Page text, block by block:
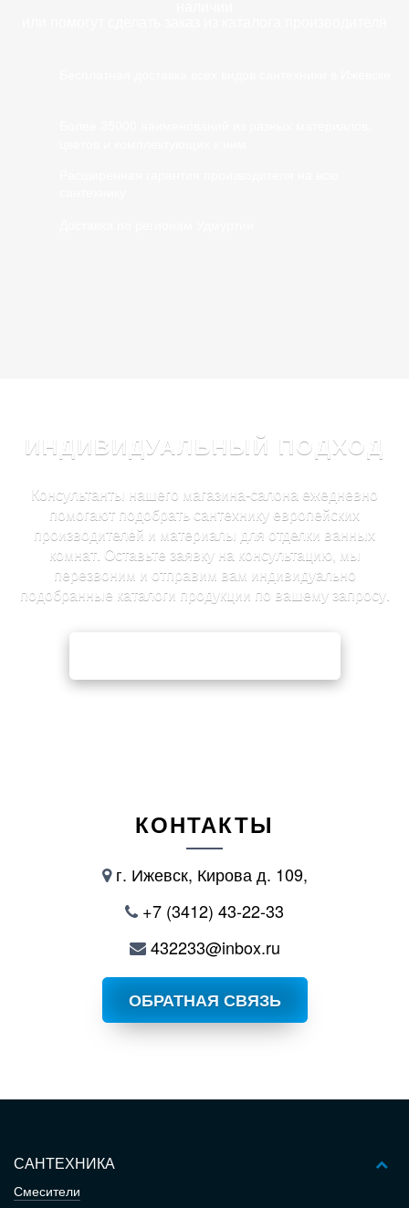
ИНДИВИДУАЛЬНЫЙ ПОДХОД
Консультанты нашего магазина-салона ежедневно
помогают подобрать сантехнику европейских
производителей и материалы для отделки ванных
комнат. Оставьте заявку на консультацию, мы
перезвоним и отправим вам индивидуально
подобранные каталоги продукции по вашему запросу.
КОНТАКТЫ
г. Ижевск, Кирова д. 109,
+7 (3412) 43-22-33
432233@inbox.ru
ОБРАТНАЯ СВЯЗЬ
САНТЕХНИКА
Смесители